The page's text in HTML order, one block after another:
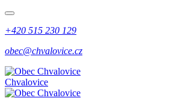
+420 515 230 129
obec@chvalovice.cz
Chvalovice